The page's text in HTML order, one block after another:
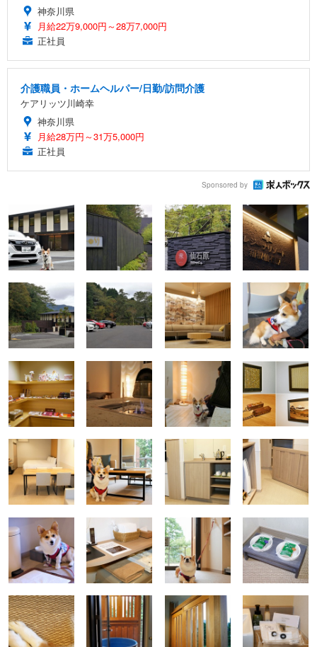
神奈川県
月給22万9,000円～28万7,000円
正社員
介護職員・ホームヘルパー/日勤/訪問介護
ケアリッツ川崎幸
神奈川県
月給28万円～31万5,000円
正社員
Sponsored by